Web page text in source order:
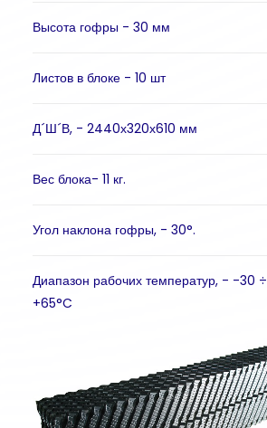
Высота гофры - 30 мм
Листов в блоке - 10 шт
Д´Ш´В, - 2440х320х610 мм
Вес блока- 11 кг.
Угол наклона гофры, - 30°.
Диапазон рабочих температур, - -30 ÷
+65°C